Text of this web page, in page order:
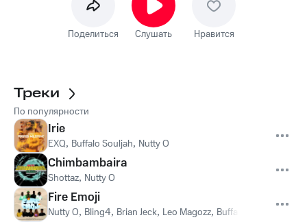
Поделиться Слушать Нравится
Треки
По популярности
Irie
EXQ, Buffalo Souljah, Nutty O
Chimbambaira
Shottaz, Nutty O
Fire Emoji
Nutty O, Bling4, Brian Jeck, Leo Magozz, Buffalo Souljah